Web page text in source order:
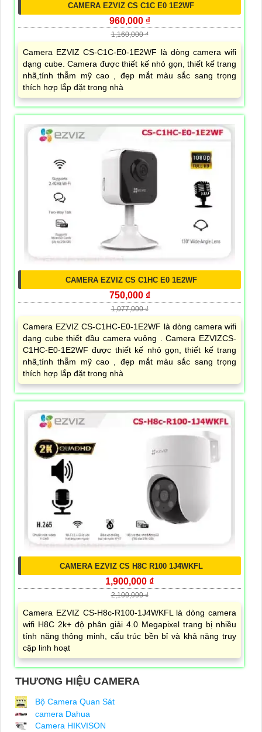
CAMERA EZVIZ CS C1C E0 1E2WF
960,000 ₫
1,160,000 ₫
Camera EZVIZ CS-C1C-E0-1E2WF là dòng camera wifi
dạng cube. Camera được thiết kế nhỏ gọn, thiết kế trang
nhã,tính thẫm mỹ cao , đẹp mắt màu sắc sang trọng
thích hợp lắp đặt trong nhà
CAMERA EZVIZ CS C1HC E0 1E2WF
750,000 ₫
1,077,000 ₫
Camera EZVIZ CS-C1HC-E0-1E2WF là dòng camera wifi
dạng cube thiết đầu camera vuông . Camera EZVIZCS-
C1HC-E0-1E2WF được thiết kế nhỏ gọn, thiết kế trang
nhã,tính thẫm mỹ cao , đẹp mắt màu sắc sang trọng
thích hợp lắp đặt trong nhà
CAMERA EZVIZ CS H8C R100 1J4WKFL
1,900,000 ₫
2,100,000 ₫
Camera EZVIZ CS-H8c-R100-1J4WKFL là dòng camera
wifi H8C 2k+ độ phân giải 4.0 Megapixel trang bị nhiều
tính năng thông minh, cấu trúc bền bỉ và khả năng truy
cập linh hoạt
THƯƠNG HIỆU CAMERA
Bộ Camera Quan Sát
camera Dahua
Camera HIKVISON